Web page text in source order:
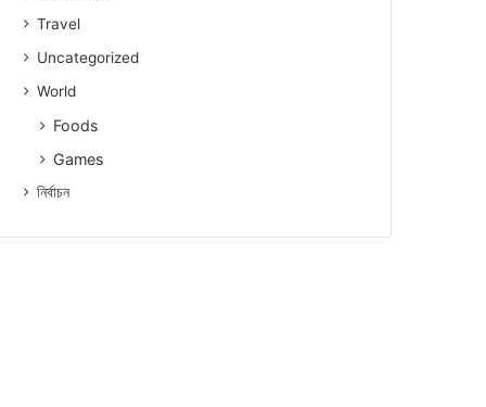
Travel
Uncategorized
World
Foods
Games
নিৰ্বাচন